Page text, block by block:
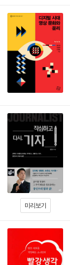
미리보기